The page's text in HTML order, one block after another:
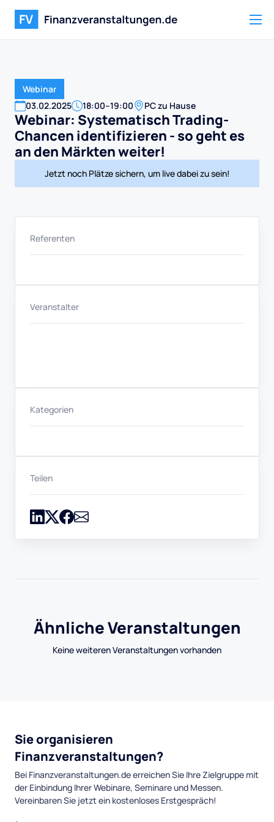
Webinar
03.02.2025 18:00–19:00 PC zu Hause
Webinar: Systematisch Trading-
Chancen identifizieren - so geht es
an den Märkten weiter!
Jetzt noch Plätze sichern, um live dabei zu sein!
Referenten
Veranstalter
Kategorien
Teilen
Ähnliche Veranstaltungen
Keine weiteren Veranstaltungen vorhanden
Sie organisieren
Finanzveranstaltungen?
Bei Finanzveranstaltungen.de erreichen Sie Ihre Zielgruppe mit
der Einbindung Ihrer Webinare, Seminare und Messen.
Vereinbaren Sie jetzt ein kostenloses Erstgespräch!